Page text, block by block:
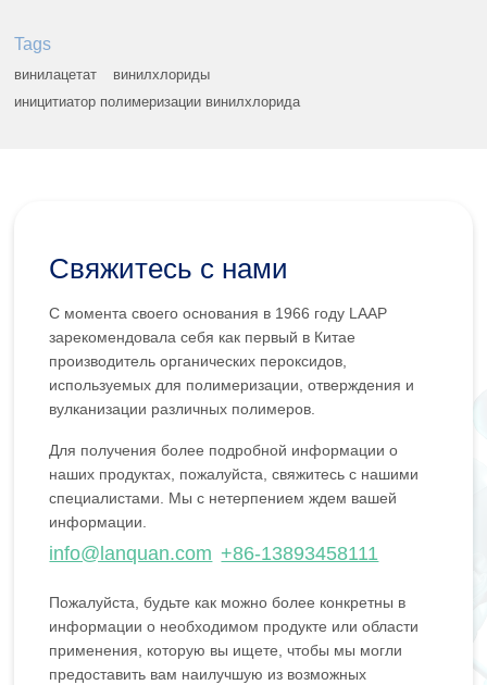
Tags
винилацетат
винилхлориды
иницитиатор полимеризации винилхлорида
Свяжитесь с нами
С момента своего основания в 1966 году LAAP
зарекомендовала себя как первый в Китае
производитель органических пероксидов,
используемых для полимеризации, отверждения и
вулканизации различных полимеров.
Для получения более подробной информации о
наших продуктах, пожалуйста, свяжитесь с нашими
специалистами. Мы с нетерпением ждем вашей
информации.
info@lanquan.com +86-13893458111
Пожалуйста, будьте как можно более конкретны в
информации о необходимом продукте или области
применения, которую вы ищете, чтобы мы могли
предоставить вам наилучшую из возможных